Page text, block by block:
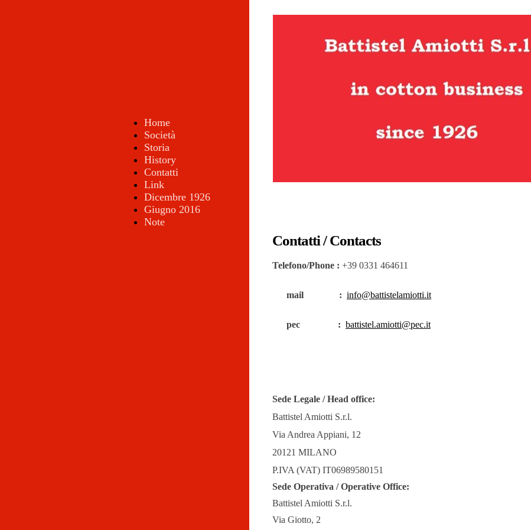
Home
Società
Storia
History
Contatti
Link
Dicembre 1926
Giugno 2016
Note
Contatti / Contacts
Telefono/Phone : +39 0331 464611
mail : info@battistelamiotti.it
pec : battistel.amiotti@pec.it
Sede Legale / Head office:
Battistel Amiotti S.r.l.
Via Andrea Appiani, 12
20121 MILANO
P.IVA (VAT) IT06989580151
Sede Operativa / Operative Office:
Battistel Amiotti S.r.l.
Via Giotto, 2